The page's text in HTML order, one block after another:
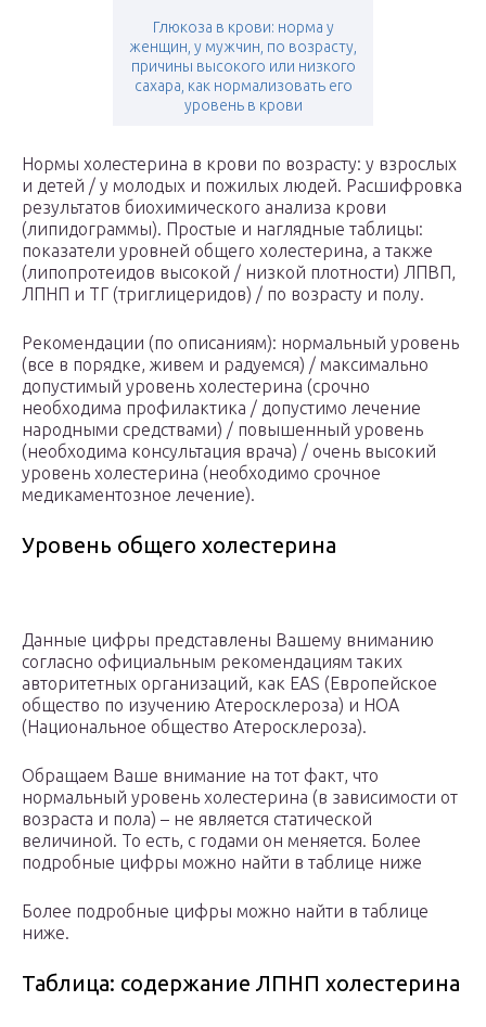
Глюкоза в крови: норма у
женщин, у мужчин, по возрасту,
причины высокого или низкого
сахара, как нормализовать его
уровень в крови
Нормы холестерина в крови по возрасту: у взрослых
и детей / у молодых и пожилых людей. Расшифровка
результатов биохимического анализа крови
(липидограммы). Простые и наглядные таблицы:
показатели уровней общего холестерина, а также
(липопротеидов высокой / низкой плотности) ЛПВП,
ЛПНП и ТГ (триглицеридов) / по возрасту и полу.
Рекомендации (по описаниям): нормальный уровень
(все в порядке, живем и радуемся) / максимально
допустимый уровень холестерина (срочно
необходима профилактика / допустимо лечение
народными средствами) / повышенный уровень
(необходима консультация врача) / очень высокий
уровень холестерина (необходимо срочное
медикаментозное лечение).
Уровень общего холестерина
Данные цифры представлены Вашему вниманию
согласно официальным рекомендациям таких
авторитетных организаций, как EAS (Европейское
общество по изучению Атеросклероза) и HOA
(Национальное общество Атеросклероза).
Обращаем Ваше внимание на тот факт, что
нормальный уровень холестерина (в зависимости от
возраста и пола) – не является статической
величиной. То есть, с годами он меняется. Более
подробные цифры можно найти в таблице ниже
Более подробные цифры можно найти в таблице
ниже.
Таблица: содержание ЛПНП холестерина